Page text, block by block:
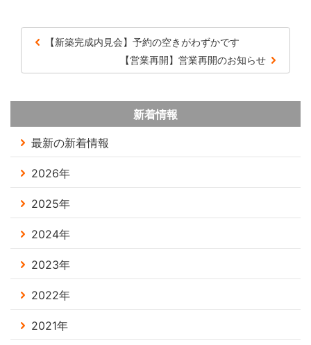
【新築完成内見会】予約の空きがわずかです
【営業再開】営業再開のお知らせ
新着情報
最新の新着情報
2026年
2025年
2024年
2023年
2022年
2021年